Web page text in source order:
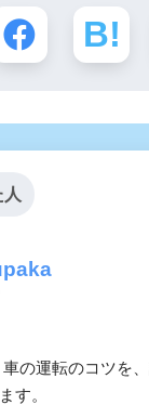
の運転のコツを
す。